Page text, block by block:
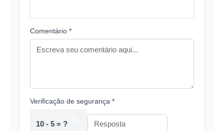
Comentário *
Verificação de segurança *
10 - 5 = ?